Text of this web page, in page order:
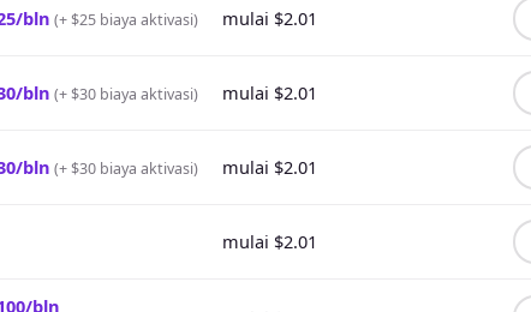
bln (+ $25 biaya aktivasi) mulai $2.01
bln (+ $30 biaya aktivasi) mulai $2.01
bln (+ $30 biaya aktivasi) mulai $2.01
mulai $2.01
bln